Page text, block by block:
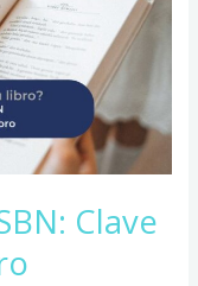
Clave